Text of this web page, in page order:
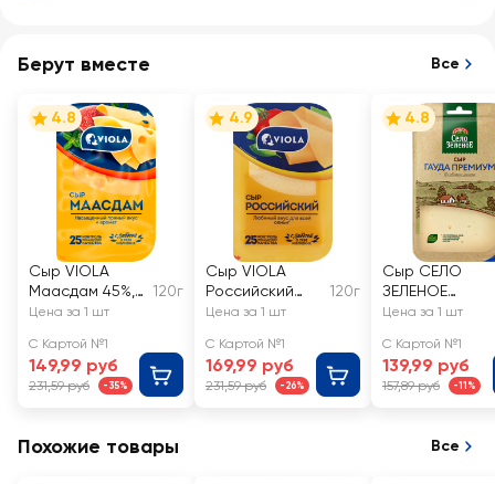
Берут вместе Все
4.8
Сыр VIOLA
Маасдам 45%,
нарезка, без
120г
Цена за 1 шт
С Картой №1
149,99 руб
231,59 руб -35%
4.9
Сыр VIOLA
Российский
50% нарезка,
120г
Цена за 1 шт
С Картой №1
169,99 руб
231,59 руб -26%
4.8
Сыр СЕЛО
ЗЕЛЕНОЕ
Премиум Гауда
без змж
Цена за 1 шт
С Картой №1
139,99 руб
157,89 руб -11%
Похожие товары Все